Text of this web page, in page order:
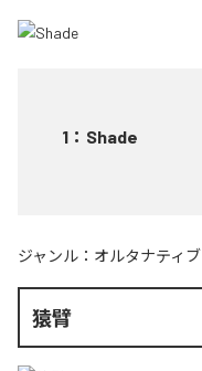
1 ： Shade
ジャンル： オルタナティブ
猿臂